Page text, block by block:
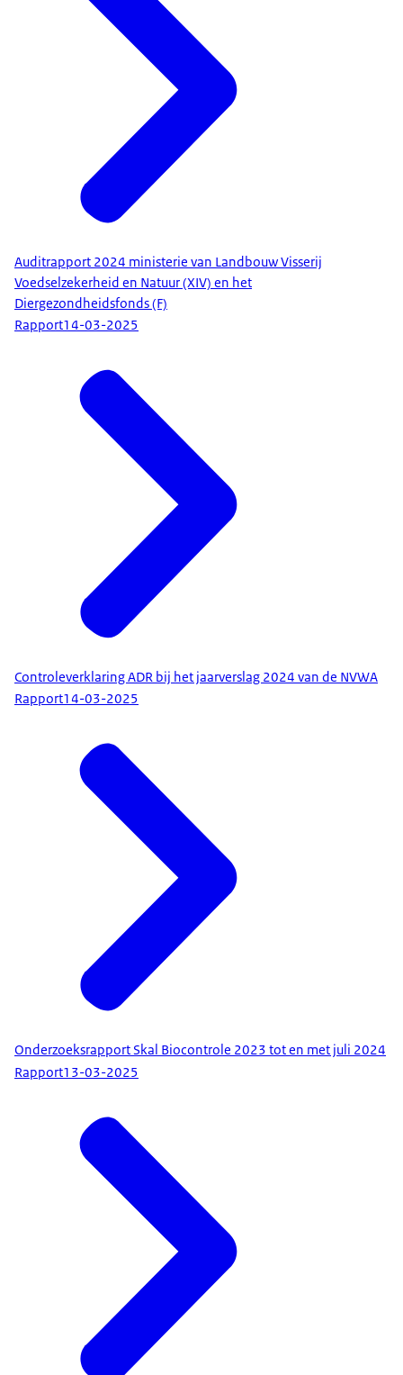
Auditrapport 2024 ministerie van Landbouw Visserij
Voedselzekerheid en Natuur (XIV) en het
Diergezondheidsfonds (F)
Rapport14-03-2025
Controleverklaring ADR bij het jaarverslag 2024 van de NVWA
Rapport14-03-2025
Onderzoeksrapport Skal Biocontrole 2023 tot en met juli 2024
Rapport13-03-2025